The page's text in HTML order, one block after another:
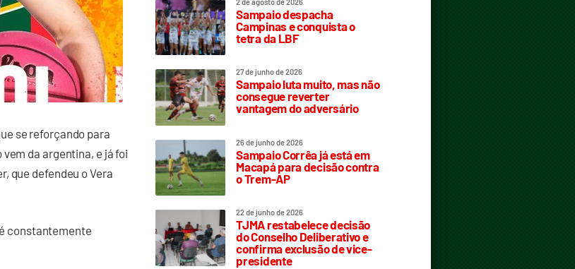
se reforçando para
da argentina, e já foi
que defendeu o Vera
constantemente
Sampaio despacha
Campinas e conquista o
tetra da LBF
27 de junho de 2026
Sampaio luta muito, mas não
consegue reverter
vantagem do adversário
26 de junho de 2026
Sampaio Corrêa já está em
Macapá para decisão contra
o Trem-AP
22 de junho de 2026
TJMA restabelece decisão
do Conselho Deliberativo e
confirma exclusão de vice-
presidente